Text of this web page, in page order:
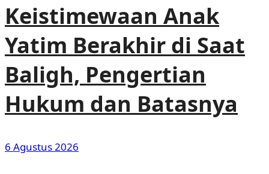
Keistimewaan Anak
Yatim Berakhir di Saat
Baligh, Pengertian
Hukum dan Batasnya
6 Agustus 2026